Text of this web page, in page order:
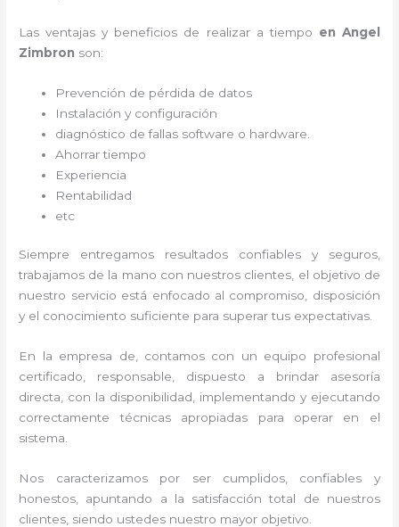
Las ventajas y beneficios de realizar a tiempo en Angel
Zimbron son:
Prevención de pérdida de datos
Instalación y configuración
diagnóstico de fallas software o hardware
Ahorrar tiempo
Experiencia
Rentabilidad
etc
Siempre entregamos resultados confiables y seguros,
trabajamos de la mano con nuestros clientes, el objetivo de
nuestro servicio está enfocado al compromiso, disposición
y el conocimiento suficiente para superar tus expectativas.
En la empresa de , contamos con un equipo profesional
certificado, responsable, dispuesto a brindar asesoría
directa, con la disponibilidad, implementando y ejecutando
correctamente técnicas apropiadas para operar en el
sistema.
Nos caracterizamos por ser cumplidos, confiables y
honestos, apuntando a la satisfacción total de nuestros
clientes, siendo ustedes nuestro mayor objetivo.